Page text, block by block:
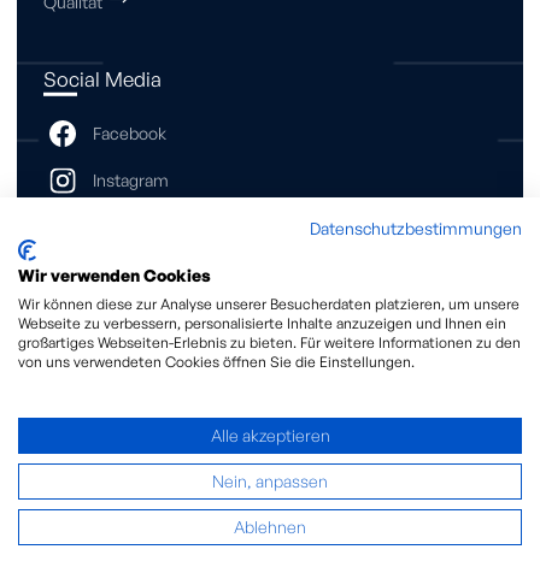
Social Media
Kontakt
Move Alliance GmbH
Neckarauer Str. 35/41
0621 – 33 03 – 0
s rvc m v - ll nc c m
Datenschutzbestimmungen
Wir verwenden Cookies
Wir können diese zur Analyse unserer Besucherdaten platzieren, um unsere
Webseite zu verbessern, personalisierte Inhalte anzuzeigen und Ihnen ein
großartiges Webseiten-Erlebnis zu bieten. Für weitere Informationen zu den
von uns verwendeten Cookies öffnen Sie die Einstellungen.
Alle akzeptieren
Nein, anpassen
Ablehnen